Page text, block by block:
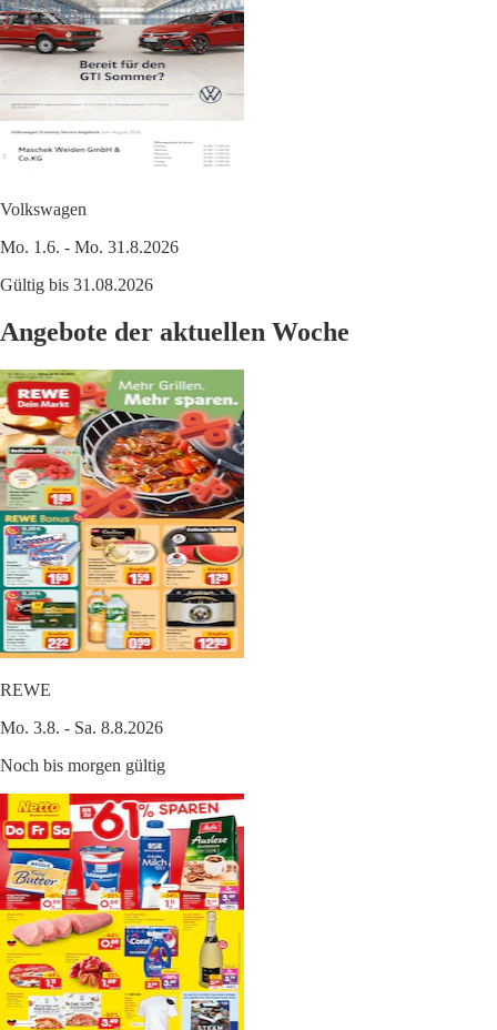
Volkswagen
Mo. 1.6. - Mo. 31.8.2026
Gültig bis 31.08.2026
Angebote der aktuellen Woche
REWE
Mo. 3.8. - Sa. 8.8.2026
Noch bis morgen gültig